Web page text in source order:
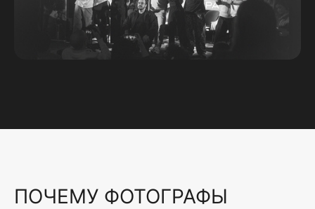
ПОЧЕМУ ФОТОГРАФЫ